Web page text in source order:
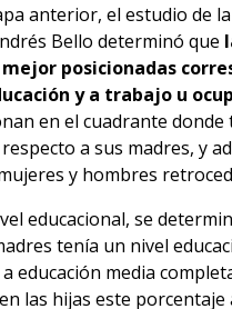
anterior, el estudio de la
Bello determinó que
posicionadas
y a trabajo u
en el cuadrante donde
a sus madres, y
y hombres
educacional, se
tenía un nivel
educación media
las hijas este porcentaje